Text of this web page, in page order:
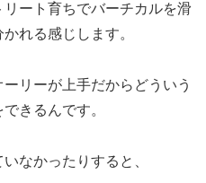
ート育ちでバーチカルを滑
れる感じします。
リーが上手だからどういう
きるんです。
なかったりすると、